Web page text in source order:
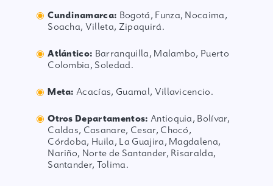
Cundinamarca: Bogotá, Funza, Nocaima,
Soacha, Villeta, Zipaquirá.
Atlántico: Barranquilla, Malambo, Puerto
Colombia, Soledad.
Meta: Acacías, Guamal, Villavicencio.
Otros Departamentos: Antioquia, Bolívar,
Caldas, Casanare, Cesar, Chocó,
Córdoba, Huila, La Guajira, Magdalena,
Nariño, Norte de Santander, Risaralda,
Santander, Tolima.